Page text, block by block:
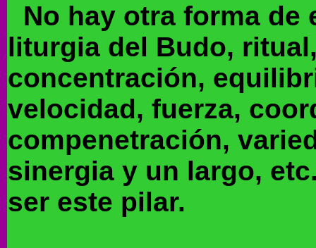
No hay otra forma de
liturgia del Budo,
concentración,
velocidad, fuerza,
compenetración,
sinergia y un largo,
ser este pilar.